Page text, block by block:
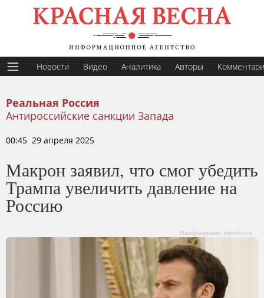
Новости Видео Аналитика Авторы
Реальная Россия
Антироссийские санкции Запада
00:45 29 апреля 2025
Макрон заявил, что смог убедить
Трампа увеличить давление на
Россию
Изображение: kremlin.ru